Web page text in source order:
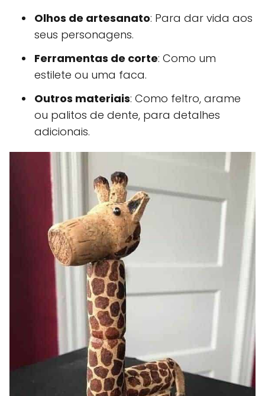
Olhos de artesanato: Para dar vida aos
seus personagens.
Ferramentas de corte: Como um
estilete ou uma faca.
Outros materiais: Como feltro, arame
ou palitos de dente, para detalhes
adicionais.